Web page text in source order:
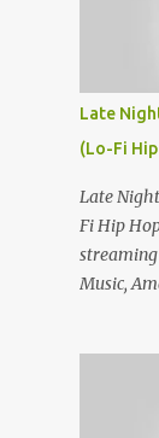
Late
(Lo-Fi
Late
Fi Hip
Music,